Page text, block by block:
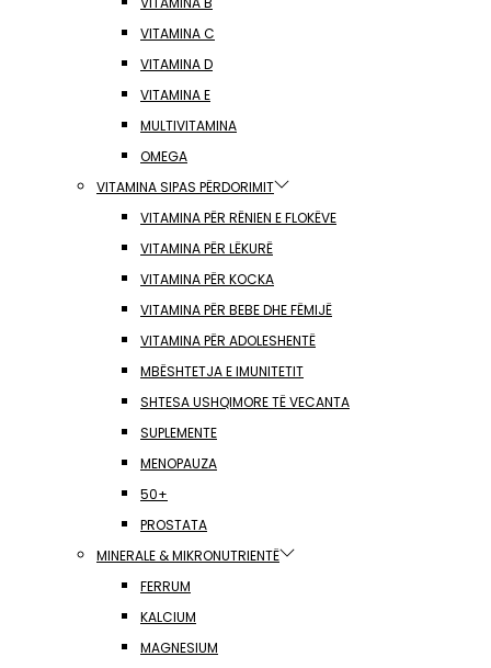
VITAMINA C
VITAMINA D
VITAMINA E
MULTIVITAMINA
OMEGA
VITAMINA SIPAS PËRDORIMIT
VITAMINA PËR RËNIEN E FLOKËVE
VITAMINA PËR LËKURË
VITAMINA PËR KOCKA
VITAMINA PËR BEBE DHE FËMIJË
VITAMINA PËR ADOLESHENTË
MBËSHTETJA E IMUNITETIT
SHTESA USHQIMORE TË VECANTA
SUPLEMENTE
MENOPAUZA
50+
PROSTATA
MINERALE & MIKRONUTRIENTË
FERRUM
KALCIUM
MAGNESIUM